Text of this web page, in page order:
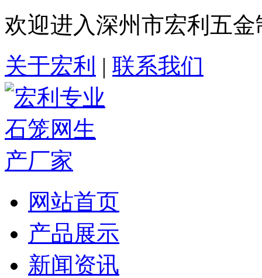
欢迎进入深州市宏利五
关于宏利 | 联系我们
网站首页
产品展示
新闻资讯